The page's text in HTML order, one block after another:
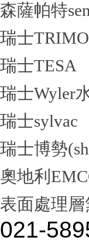
森薩帕特
瑞士
瑞士TESA
瑞士Wyler
瑞士sylvac
瑞士博勢
奧地利
表面處理
021-